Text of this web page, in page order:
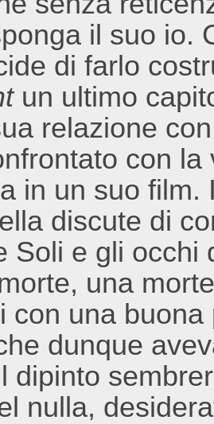
il suo io.
di farlo
un ultimo
relazione
con
in un suo
discute di
Soli e gli occhi
una
con una
dunque
dipinto
nulla,